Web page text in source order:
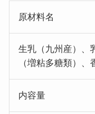
原材料名
生乳（九州産）、
（増粘多糖類）、
内容量